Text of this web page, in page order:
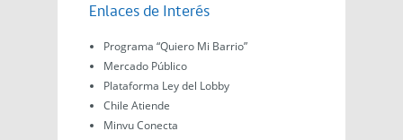
Enlaces de Interés
Programa “Quiero Mi Barrio”
Mercado Público
Plataforma Ley del Lobby
Chile Atiende
Minvu Conecta